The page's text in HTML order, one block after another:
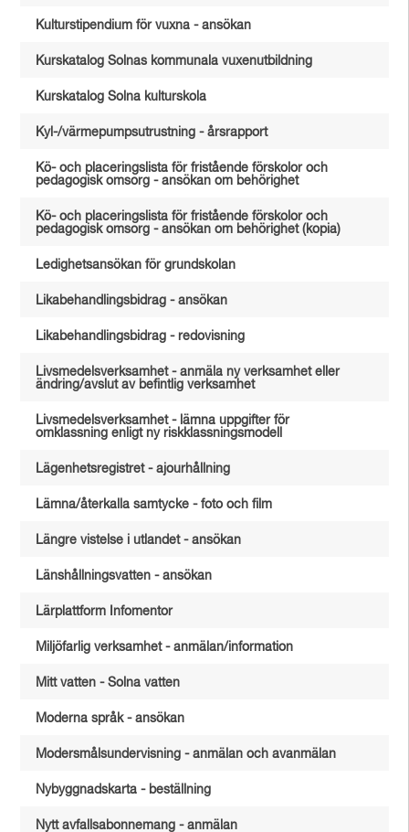
Kulturstipendium för vuxna - ansökan
Kurskatalog Solnas kommunala vuxenutbildning
Kurskatalog Solna kulturskola
Kyl-/värmepumpsutrustning - årsrapport
Kö- och placeringslista för fristående förskolor och
pedagogisk omsorg - ansökan om behörighet
Kö- och placeringslista för fristående förskolor och
pedagogisk omsorg - ansökan om behörighet (kopia)
Ledighetsansökan för grundskolan
Likabehandlingsbidrag - ansökan
Likabehandlingsbidrag - redovisning
Livsmedelsverksamhet - anmäla ny verksamhet eller
ändring/avslut av befintlig verksamhet
Livsmedelsverksamhet - lämna uppgifter för
omklassning enligt ny riskklassningsmodell
Lägenhetsregistret - ajourhållning
Lämna/återkalla samtycke - foto och film
Längre vistelse i utlandet - ansökan
Länshållningsvatten - ansökan
Lärplattform Infomentor
Miljöfarlig verksamhet - anmälan/information
Mitt vatten - Solna vatten
Moderna språk - ansökan
Modersmålsundervisning - anmälan och avanmälan
Nybyggnadskarta - beställning
Nytt avfallsabonnemang - anmälan